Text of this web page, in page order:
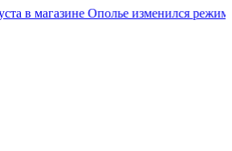
магазине Ополье изменился режим